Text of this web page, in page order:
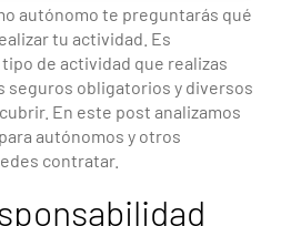
autónomo te preguntarás qué
tu actividad. Es
de actividad que realizas
seguros obligatorios y diversos
En este post analizamos
autónomos y otros
contratar.